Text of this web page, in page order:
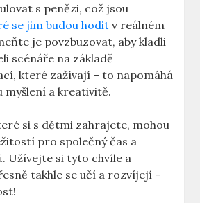
s penězi, což jsou
se jim budou hodit v reálném
je povzbuzovat, aby kladli
scénáře na základě
které zažívají – to napomáhá
myšlení a kreativitě.
si s dětmi zahrajete, mohou
pro společný čas a
Užívejte si tyto chvíle a
takhle se učí a rozvíjejí –